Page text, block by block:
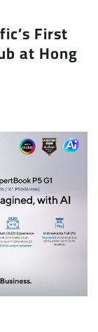
First
at Hong